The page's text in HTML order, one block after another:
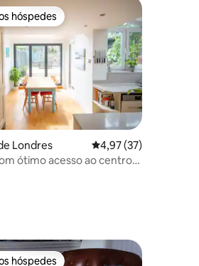
de 5, 21 avaliações
hóspedes
hóspedes
Londres 4,97 de uma
4,97 (37)
ótimo acesso ao centro
hóspedes